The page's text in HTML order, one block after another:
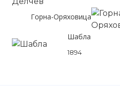
Горна-Оряховица
Шабла
1894